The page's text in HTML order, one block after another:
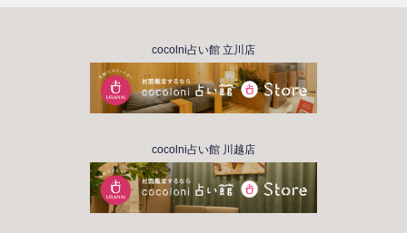
cocolni占い館 立川店
cocolni占い館 川越店